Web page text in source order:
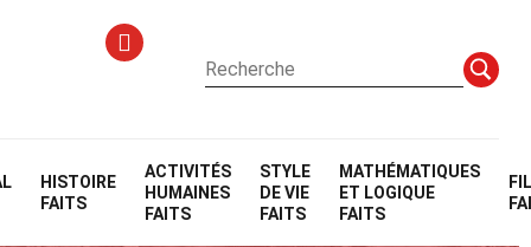
HISTOIRE
FAITS
ACTIVITÉS
HUMAINES
FAITS
STYLE
DE VIE
FAITS
MATHÉMATIQUES
ET LOGIQUE
FAITS